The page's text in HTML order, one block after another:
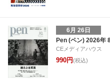
6月 26日
Pen (ペン) 2026年
CEメディアハウス
990円(税込)